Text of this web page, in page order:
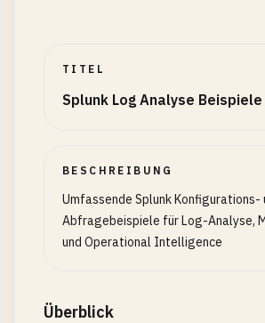
TITEL
Splunk Log Analyse Beispiele
BESCHREIBUNG
Umfassende Splunk Konfigurations-
Abfragebeispiele für Log-Analyse,
und Operational Intelligence
Überblick